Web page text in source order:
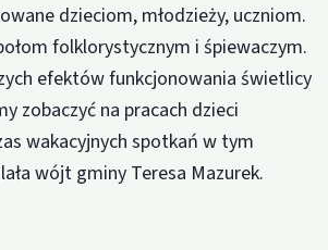
dzieciom, młodzieży, uczniom.
folklorystycznym i śpiewaczym.
efektów funkcjonowania świetlicy
zobaczyć na pracach dzieci
wakacyjnych spotkań w tym
wójt gminy Teresa Mazurek.